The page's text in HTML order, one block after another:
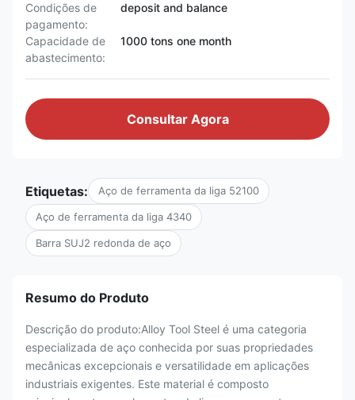
Condições de
pagamento:
deposit and balance
Capacidade de
abastecimento:
1000 tons one month
Consultar Agora
Etiquetas: Aço de ferramenta da liga 52100
Aço de ferramenta da liga 4340
Barra SUJ2 redonda de aço
Resumo do Produto
Descrição do produto:Alloy Tool Steel é uma categoria
especializada de aço conhecida por suas propriedades
mecânicas excepcionais e versatilidade em aplicações
industriais exigentes. Este material é composto